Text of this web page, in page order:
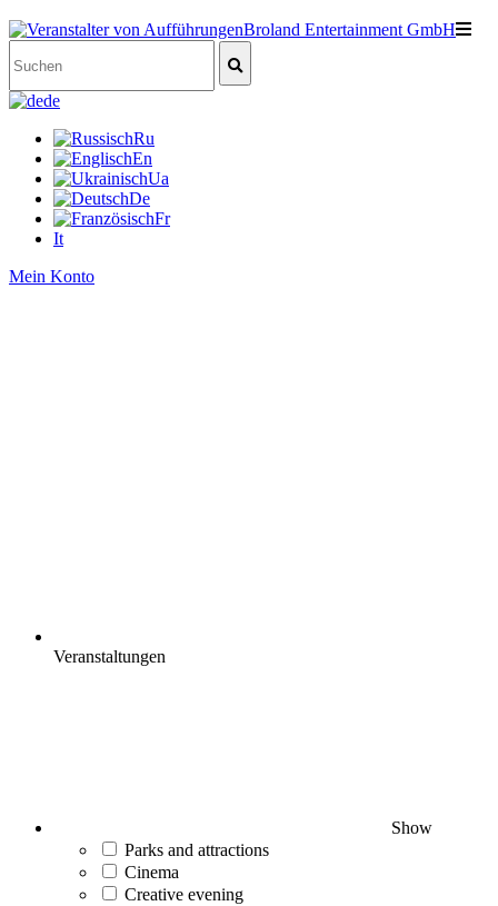
de
Ru
En
Ua
De
Fr
It
Mein Konto
Veranstaltungen
Show
Parks and attractions
Cinema
Creative evening